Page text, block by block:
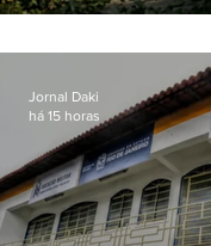
Jornal Daki
há 15 horas